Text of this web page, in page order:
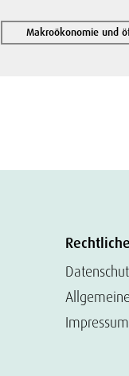
Makroökonomie und
Impressum